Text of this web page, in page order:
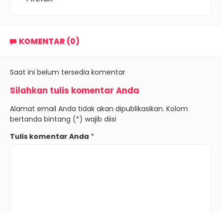
KOMENTAR (0)
Saat ini belum tersedia komentar
Silahkan tulis komentar Anda
Alamat email Anda tidak akan dipublikasikan. Kolom
bertanda bintang (*) wajib diisi
Tulis komentar Anda *